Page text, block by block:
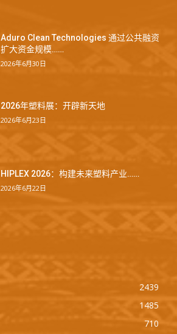
Aduro Clean Technologies 通过公共融资
扩大资金规模……
2026年6月30日
2026年塑料展：开辟新天地
2026年6月23日
HIPLEX 2026：构建未来塑料产业……
2026年6月22日
2439
1485
710